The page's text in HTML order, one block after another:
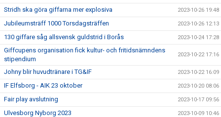
Stridh ska göra giffarna mer explosiva 2023-10-26 19:48
Jubileumsträff 1000 Torsdagsträffen 2023-10-26 12:13
130 giffare såg allsvensk guldstrid i Borås 2023-10-24 17:28
Giffcupens organisation fick kultur- och fritidsnämndens
stipendium
2023-10-22 17:16
Johny blir huvudtränare i TG&IF 2023-10-22 16:09
IF Elfsborg - AIK 23 oktober 2023-10-20 08:06
Fair play avslutning 2023-10-17 09:56
Ulvesborg Nyborg 2023 2023-10-09 10:46